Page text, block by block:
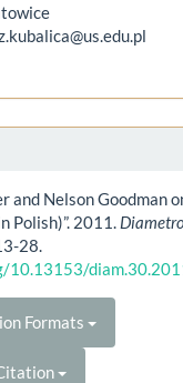
and Nelson Goodman
Polish)”. 2011.
28.
10.13153/
Formats